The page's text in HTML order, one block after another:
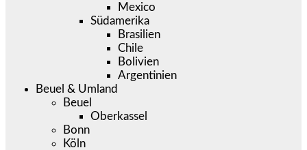
Mexico
Südamerika
Brasilien
Chile
Bolivien
Argentinien
Beuel & Umland
Beuel
Oberkassel
Bonn
Köln